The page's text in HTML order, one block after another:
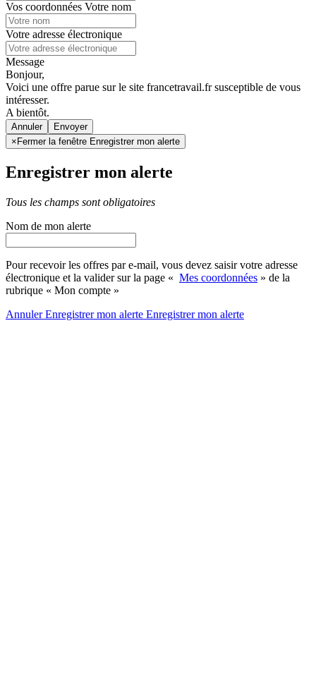
Vos coordonnées Votre nom
Votre adresse électronique
Message
Bonjour,
Voici une offre parue sur le site francetravail.fr susceptible de vous
intéresser.
A bientôt.
Annuler
× Fermer la fenêtre Enregistrer mon alerte
Enregistrer mon alerte
Tous les champs sont obligatoires
Nom de mon alerte
Pour recevoir les offres par e-mail, vous devez saisir votre adresse
électronique et la valider sur la page « Mes coordonnées » de la
rubrique « Mon compte »
AnnulerEnregistrer mon alerte Enregistrermon alerte